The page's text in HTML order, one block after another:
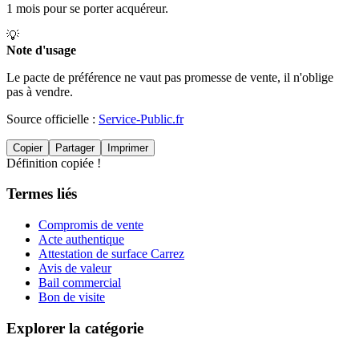
1 mois pour se porter acquéreur.
💡
Note d'usage
Le pacte de préférence ne vaut pas promesse de vente, il n'oblige
pas à vendre.
Source officielle : Service-Public.fr
Copier Partager Imprimer
Définition copiée !
Termes liés
Compromis de vente
Acte authentique
Attestation de surface Carrez
Avis de valeur
Bail commercial
Bon de visite
Explorer la catégorie